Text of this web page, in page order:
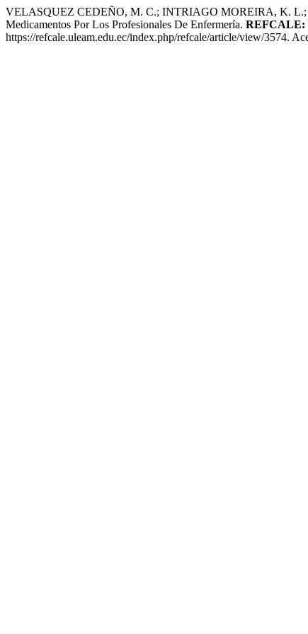
VELASQUEZ CEDEÑO, M. C.; INTRIAGO MOREIRA, K. L.;
Medicamentos Por Los Profesionales De Enfermería. REFCALE:
https://refcale.uleam.edu.ec/index.php/refcale/article/view/3574.